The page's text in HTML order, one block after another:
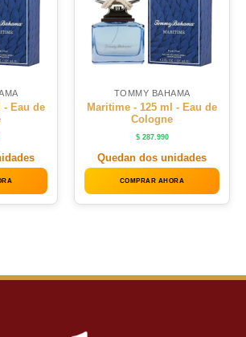
- Eau de
TOMMY BAHAMA
Maritime - 125 ml - Eau de
Cologne
$287.990
Quedan dos unidades
COMPRAR AHORA